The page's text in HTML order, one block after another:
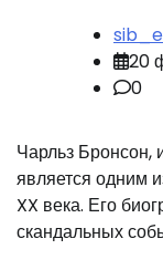
20
0
Чарльз Бронсон,
является одним
XX века. Его
скандальных